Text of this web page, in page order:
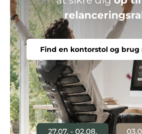
Find en kontorstol og brug